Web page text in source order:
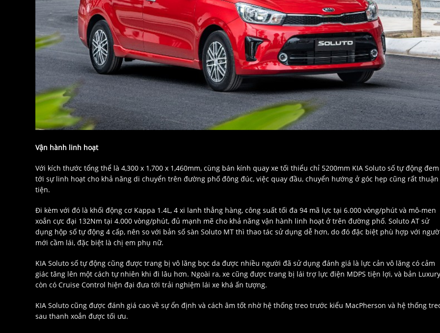
Vận hành linh hoạt
Với kích thước tổng thể là 4,300 x 1,700 x 1,460mm, cùng bán kính quay xe tối thiểu chỉ 5200mm KIA Soluto số tự động đem
tới sự linh hoạt cho khả năng di chuyển trên đường phố đông đúc, việc quay đầu, chuyển hướng ở góc hẹp cũng rất thuận
tiện.
Đi kèm với đó là khối động cơ Kappa 1.4L, 4 xi lanh thẳng hàng, công suất tối đa 94 mã lực tại 6.000 vòng/phút và mô-men
xoắn cực đại 132Nm tại 4.000 vòng/phút, đủ mạnh mẽ cho khả năng vận hành linh hoạt ở trên đường phố. Soluto AT sử
dụng hộp số tự động 4 cấp, nên so với bản số sàn Soluto MT thì thao tác sử dụng dễ hơn, do đó đặc biệt phù hợp với
mới cầm lái, đặc biệt là chị em phụ nữ.
KIA Soluto số tự động cũng được trang bị vô lăng bọc da được nhiều người đã sử dụng đánh giá là lực cản vô lăng có cảm
giác tăng lên một cách tự nhiên khi đi lâu hơn. Ngoài ra, xe cũng được trang bị lái trợ lực điện MDPS tiện lợi, và bản Luxury
còn có Cruise Control hiện đại đưa tới trải nghiệm lái xe khá ấn tượng.
KIA Soluto cũng được đánh giá cao về sự ổn định và cách âm tốt nhờ hệ thống treo trước kiểu MacPherson và hệ thống
sau thanh xoắn được tối ưu.